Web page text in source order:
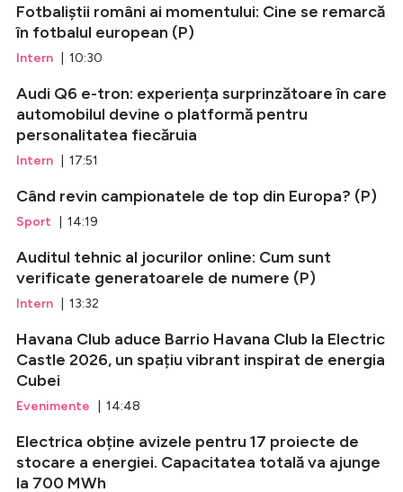
Fotbaliștii români ai momentului: Cine se remarcă
în fotbalul european (P)
Intern | 10:30
Audi Q6 e-tron: experiența surprinzătoare în care
automobilul devine o platformă pentru
personalitatea fiecăruia
Intern | 17:51
Când revin campionatele de top din Europa? (P)
Sport | 14:19
Auditul tehnic al jocurilor online: Cum sunt
verificate generatoarele de numere (P)
Intern | 13:32
Havana Club aduce Barrio Havana Club la Electric
Castle 2026, un spațiu vibrant inspirat de energia
Cubei
Evenimente | 14:48
Electrica obține avizele pentru 17 proiecte de
stocare a energiei. Capacitatea totală va ajunge
la 700 MWh